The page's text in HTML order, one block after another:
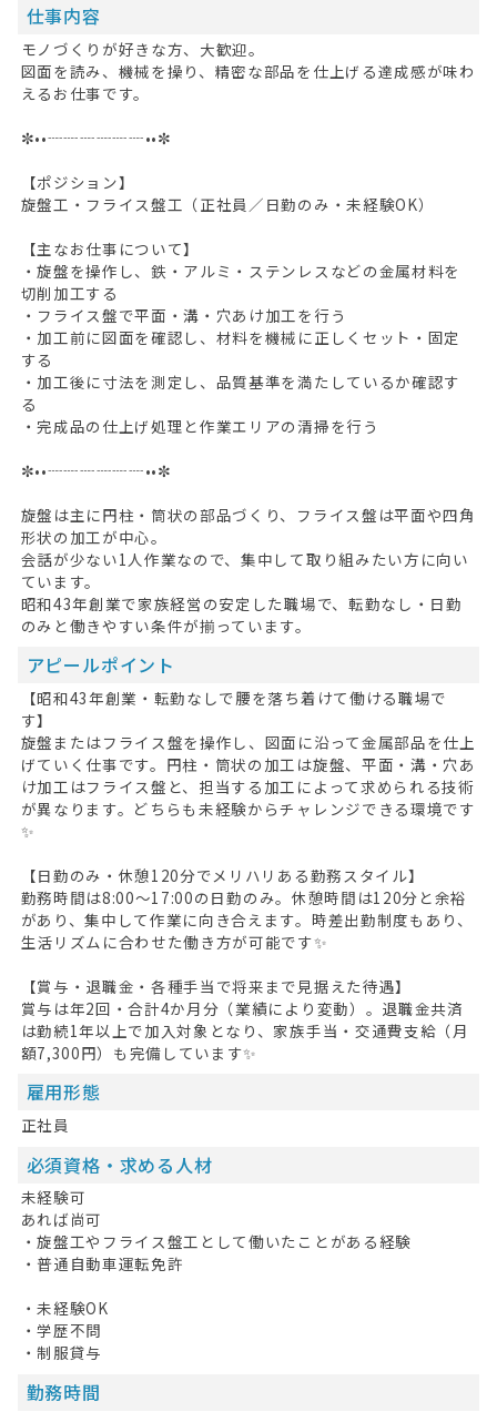
HOME
無料会員登録
ログイン
最近見た求人
お問い合わせ
仕事内容
モノづくりが好きな方、大歓迎。
図面を読み、機械を操り、精密な部品を仕上げる達成感が味わ
えるお仕事です。
✼••┈┈┈┈┈┈••✼
【ポジション】
旋盤工・フライス盤工（正社員／日勤のみ・未経験OK）
【主なお仕事について】
・旋盤を操作し、鉄・アルミ・ステンレスなどの金属材料を
切削加工する
・フライス盤で平面・溝・穴あけ加工を行う
・加工前に図面を確認し、材料を機械に正しくセット・固定
する
・加工後に寸法を測定し、品質基準を満たしているか確認す
る
・完成品の仕上げ処理と作業エリアの清掃を行う
✼••┈┈┈┈┈┈••✼
旋盤は主に円柱・筒状の部品づくり、フライス盤は平面や四角
形状の加工が中心。
会話が少ない1人作業なので、集中して取り組みたい方に向い
ています。
昭和43年創業で家族経営の安定した職場で、転勤なし・日勤
のみと働きやすい条件が揃っています。
アピールポイント
【昭和43年創業・転勤なしで腰を落ち着けて働ける職場で
す】
旋盤またはフライス盤を操作し、図面に沿って金属部品を仕上
げていく仕事です。円柱・筒状の加工は旋盤、平面・溝・穴あ
け加工はフライス盤と、担当する加工によって求められる技術
が異なります。どちらも未経験からチャレンジできる環境です
✨
【日勤のみ・休憩120分でメリハリある勤務スタイル】
勤務時間は8:00〜17:00の日勤のみ。休憩時間は120分と余裕
があり、集中して作業に向き合えます。時差出勤制度もあり、
生活リズムに合わせた働き方が可能です✨
【賞与・退職金・各種手当で将来まで見据えた待遇】
賞与は年2回・合計4か月分（業績により変動）。退職金共済
は勤続1年以上で加入対象となり、家族手当・交通費支給（月
額7,300円）も完備しています✨
雇用形態
正社員
必須資格・求める人材
未経験可
あれば尚可
・旋盤工やフライス盤工として働いたことがある経験
・普通自動車運転免許
・未経験OK
・学歴不問
・制服貸与
勤務時間